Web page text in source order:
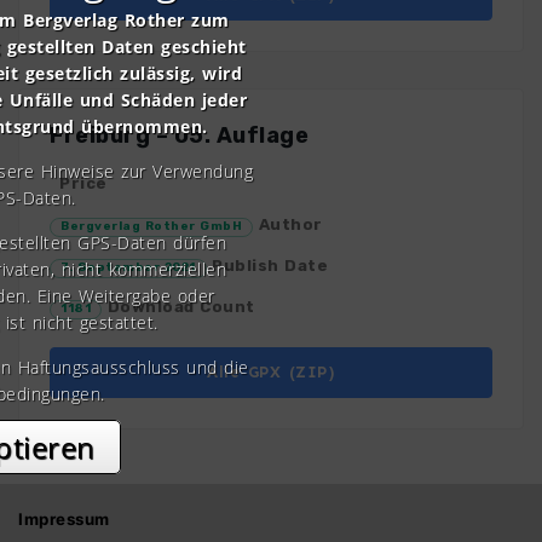
Freiburg – 05. Auflage
Price
Bergverlag Rother GmbH Author
7. September 2021 Publish Date
1181 Download Count
Alle GPX (ZIP)
Impressum
Bergverlag Rother zum
Daten geschieht
gesetzlich zulässig, wird
und Schäden jeder
übernommen.
Hinweise zur Verwendung
Daten.
GPS-Daten dürfen
nicht kommerziellen
Eine Weitergabe oder
ist nicht gestattet.
Haftungsausschluss und die